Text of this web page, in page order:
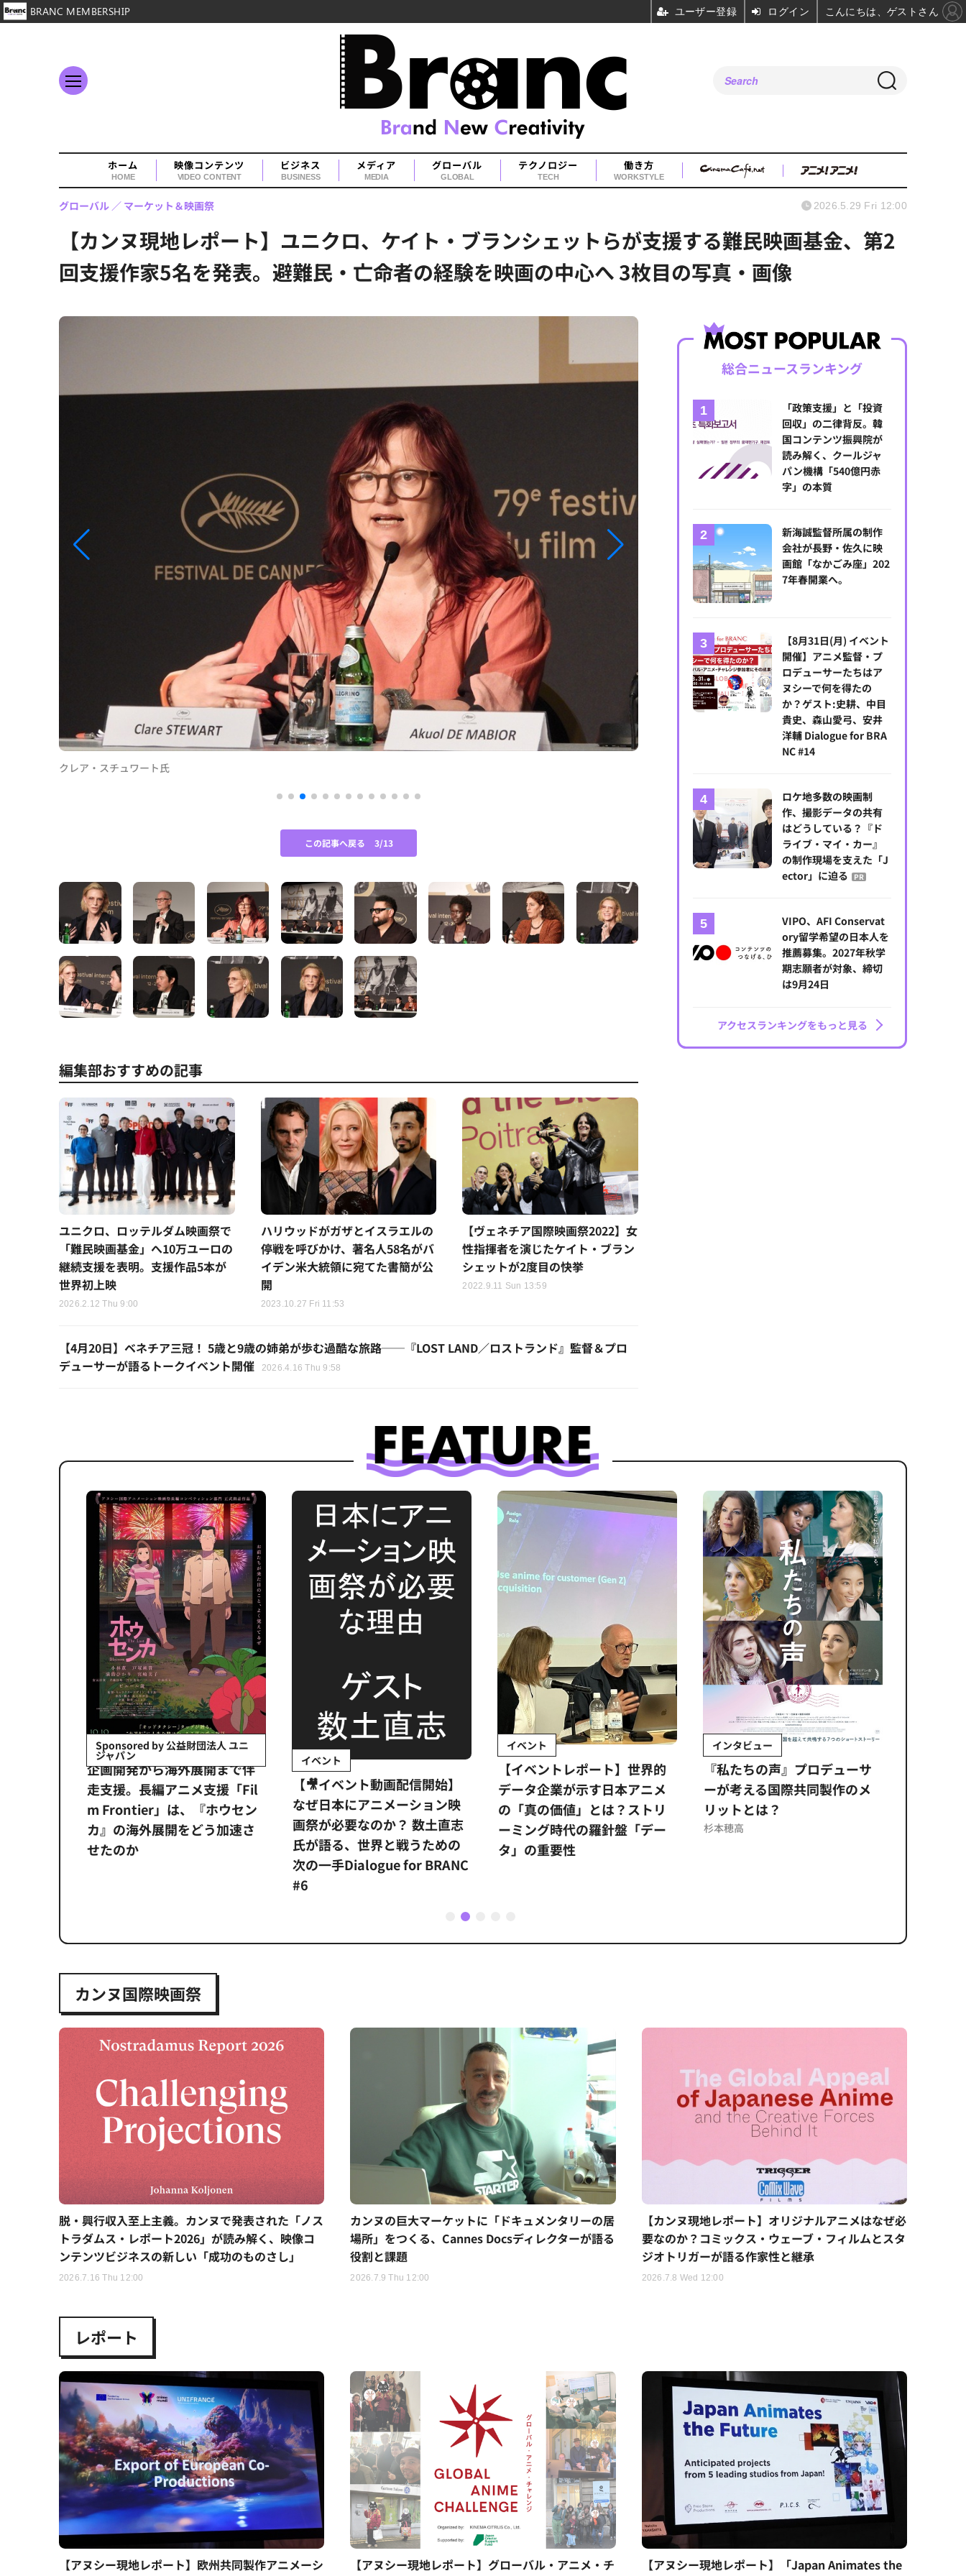
ホーム
HOME
映像コンテンツ
VIDEO CONTENT
ビジネス
BUSINESS
メディア
MEDIA
グローバル
GLOBAL
テクノロジー
TECH
働き方
WORKSTYLE
【カンヌ現地レポート】ユニクロ、ケイト・ブランシェットらが支援する難民映画基金、第2
回支援作家5名を発表。避難民・亡命者の経験を映画の中心へ 3枚目の写真・画像
グローバル マーケット＆映画祭 2026.5.29 Fri 12:00
クレア・スチュワート氏
この記事へ戻る 3/13
編集部おすすめの記事
ユニクロ、ロッテルダム映画祭で
「難民映画基金」へ10万ユーロの
継続支援を表明。支援作品5本が
世界初上映
2026.2.12 Thu 9:00
ハリウッドがガザとイスラエルの
停戦を呼びかけ、著名人58名がバ
イデン米大統領に宛てた書簡が公
開
2023.10.27 Fri 11:53
【ヴェネチア国際映画祭2022】女
性指揮者を演じたケイト・ブラン
シェットが2度目の快挙
2022.9.11 Sun 13:59
【4月20日】ベネチア三冠！ 5歳と9歳の姉弟が歩む過酷な旅路──『LOST LAND／ロストランド』監督＆プロ
デューサーが語るトークイベント開催
2026.4.16 Thu 9:58
総合ニュースランキング
「政策支援」と「投資
回収」の二律背反。韓
国コンテンツ振興院が
読み解く、クールジャ
パン機構「540億円赤
字」の本質
新海誠監督所属の制作
会社が長野・佐久に映
画館「なかごみ座」202
7年春開業へ。
【8月31日(月) イベント
開催】アニメ監督・プ
ロデューサーたちはア
ヌシーで何を得たの
か？ゲスト:史耕、中目
貴史、森山愛弓、安井
洋輔 Dialogue for BRA
NC #14
ロケ地多数の映画制
作、撮影データの共有
はどうしている？『ド
ライブ・マイ・カー』
の制作現場を支えた「J
ector」に迫る
PR
VIPO、AFI Conservat
ory留学希望の日本人を
推薦募集。2027年秋学
期志願者が対象、締切
は9月24日
アクセスランキングをもっと見る
外展開まで伴
ニメ支援「Fil
、『ホウセン
をどう加速さ
【🎥イベント動画配信開始】
なぜ日本にアニメーション映
画祭が必要なのか？ 数土直志
氏が語る、世界と戦うための
次の一手Dialogue for BRANC
イベント
【イベントレポート】世界的
データ企業が示す日本アニメ
の「真の価値」とは？ストリ
ーミング時代の羅針盤「デー
タ」の重要性
インタビュー
『私たちの声』プロデューサ
ーが考える国際共同製作のメ
リットとは？
杉本穂高
Sponsored by 株式会社日立システ
ムズ
公​​取委の調査でエンタメ業界
に問われる「取引適正化」。
意図せぬコンプライアンス違
1 2
カンヌ国際映画祭
脱・興行収入至上主義。カンヌで発表された「ノス
トラダムス・レポート2026」が読み解く、映像コ
ンテンツビジネスの新しい「成功のものさし」
2026.7.16 Thu 12:00
カンヌの巨大マーケットに「ドキュメンタリーの居
場所」をつくる、Cannes Docsディレクターが語る
役割と課題
2026.7.9 Thu 12:00
【カンヌ現地レポート】オリジナルアニメはなぜ必
要なのか？コミックス・ウェーブ・フィルムとスタ
ジオトリガーが語る作家性と継承
2026.7.8 Wed 12:00
レポート
【アヌシー現地レポート】欧州共同製作アニメーシ
【アヌシー現地レポート】グローバル・アニメ・チ
【アヌシー現地レポート】「Japan Animates the
BRANC MEMBERSHIP ユーザー登録 ログイン こんにちは、ゲストさん